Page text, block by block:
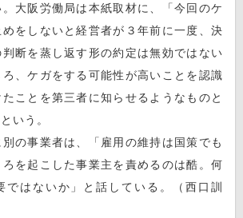
大阪労働局は本紙取材に、「今回のケ
をしないと経営者が３年前に一度、決
断を蒸し返す形の約定は無効ではない
、ケガをする可能性が高いことを認識
ことを第三者に知らせるようなものと
いう。
の事業者は、「雇用の維持は国策でも
を起こした事業主を責めるのは酷。何
ではないか」と話している。（西口訓